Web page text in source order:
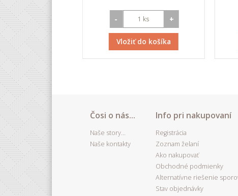
do košíka
- +
Vložiť do košíka
Čosi o nás...
Naše story...
Naše kontakty
Info pri nakupovaní
Registrácia
Zoznam želaní
Ako nakupovať
Obchodné podmienky
Alternatívne riešenie
Stav objednávky